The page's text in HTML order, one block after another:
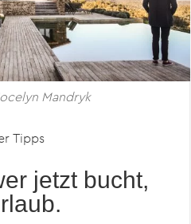
Mandryk
Tipps
jetzt bucht,